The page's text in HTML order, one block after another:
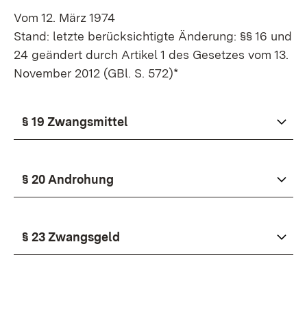
Vom 12. März 1974
Stand: letzte berücksichtigte Änderung: §§ 16 und
24 geändert durch Artikel 1 des Gesetzes vom 13.
November 2012 (GBl. S. 572)*
§ 19 Zwangsmittel
§ 20 Androhung
§ 23 Zwangsgeld